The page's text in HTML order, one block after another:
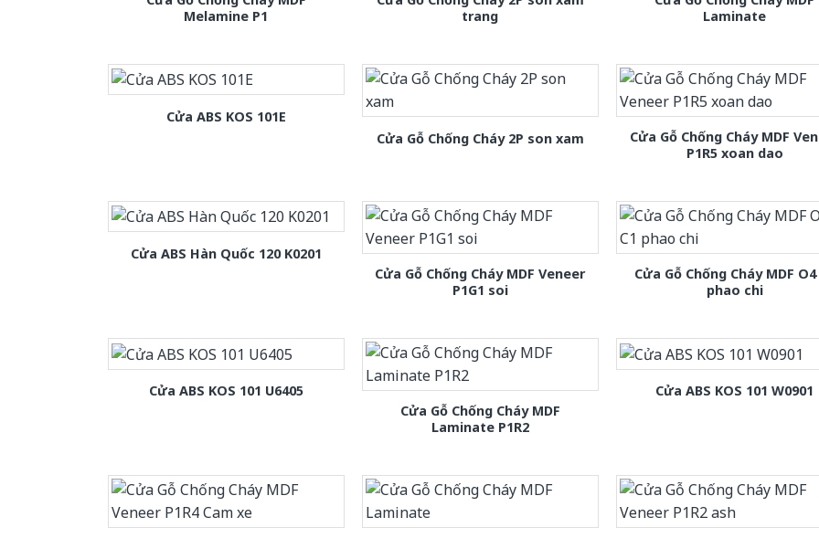
Melamine P1
trang
Laminate
Cửa ABS KOS 101E
Cửa Gỗ Chống Cháy 2P son xam
Cửa Gỗ Chống Cháy MDF
P1R5 xoan dao
Cửa ABS Hàn Quốc 120 K0201
Cửa Gỗ Chống Cháy MDF Veneer
P1G1 soi
Cửa Gỗ Chống Cháy MDF O4
phao chi
Cửa ABS KOS 101 U6405
Cửa Gỗ Chống Cháy MDF
Laminate P1R2
Cửa ABS KOS 101 W0901